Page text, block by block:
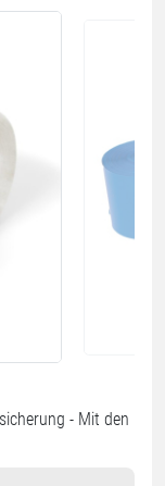
- Mit den